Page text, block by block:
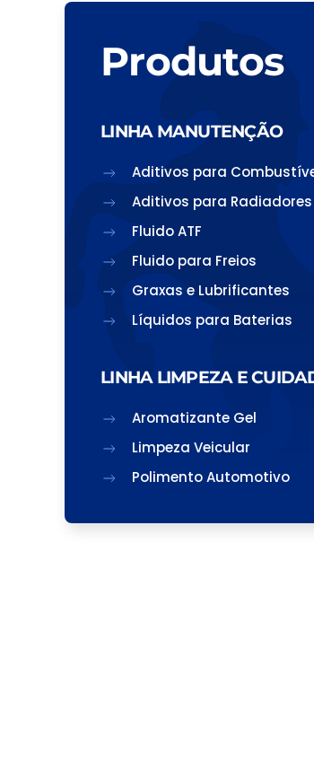
Produtos
LINHA MANUTENÇÃO
Aditivos para
Aditivos para Radiadores
Fluido ATF
Fluido para Freios
Graxas e Lubrificantes
Líquidos para Baterias
LINHA LIMPEZA E
Aromatizante Gel
Limpeza Veicular
Polimento Automotivo